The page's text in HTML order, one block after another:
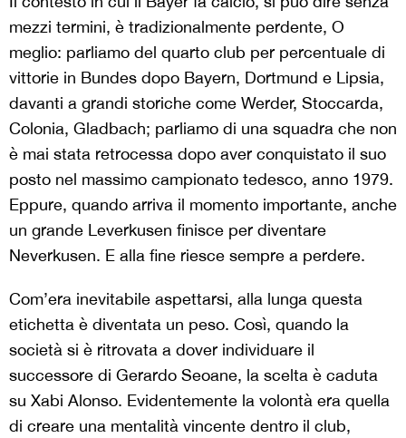
mezzi termini, è tradizionalmente perdente, O
meglio: parliamo del quarto club per percentuale di
vittorie in Bundes dopo Bayern, Dortmund e Lipsia,
davanti a grandi storiche come Werder, Stoccarda,
Colonia, Gladbach; parliamo di una squadra che non
è mai stata retrocessa dopo aver conquistato il suo
posto nel massimo campionato tedesco, anno 1979.
Eppure, quando arriva il momento importante, anche
un grande Leverkusen finisce per diventare
Neverkusen. E alla fine riesce sempre a perdere.
Com’era inevitabile aspettarsi, alla lunga questa
etichetta è diventata un peso. Così, quando la
società si è ritrovata a dover individuare il
successore di Gerardo Seoane, la scelta è caduta
su Xabi Alonso. Evidentemente la volontà era quella
di creare una mentalità vincente dentro il club,